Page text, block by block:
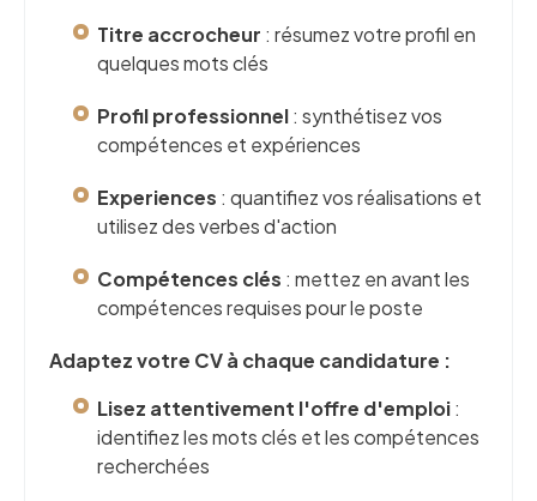
Titre accrocheur : résumez votre profil en
quelques mots clés
Profil professionnel: synthétisez vos
compétences et expériences
Experiences : quantifiez vos réalisations et
utilisez des verbes d'action
Compétences clés : mettez en avant les
compétences requises pour le poste
Adaptez votre CV à chaque candidature :
Lisez attentivement l'offre d'emploi:
identifiez les mots clés et les compétences
recherchées